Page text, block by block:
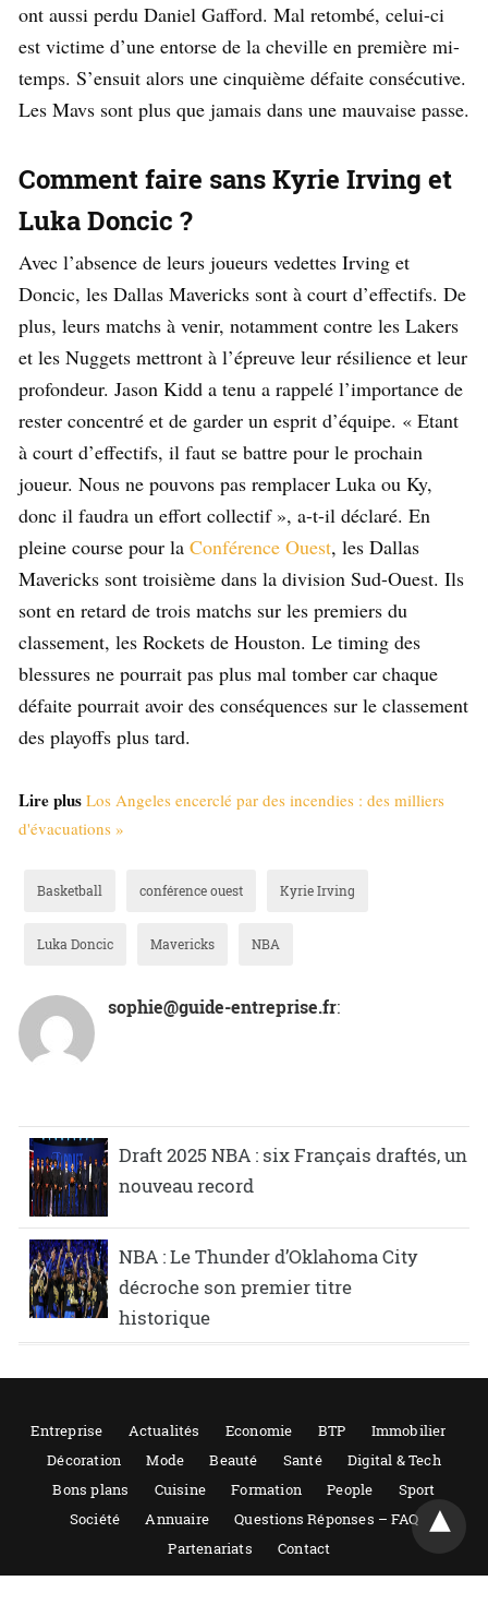
ont aussi perdu Daniel Gafford. Mal retombé, celui-ci
est victime d’une entorse de la cheville en première mi-
temps. S’ensuit alors une cinquième défaite consécutive.
Les Mavs sont plus que jamais dans une mauvaise passe.
Comment faire sans Kyrie Irving et
Luka Doncic ?
Avec l’absence de leurs joueurs vedettes Irving et
Doncic, les Dallas Mavericks sont à court d’effectifs. De
plus, leurs matchs à venir, notamment contre les Lakers
et les Nuggets mettront à l’épreuve leur résilience et leur
profondeur. Jason Kidd a tenu a rappelé l’importance de
rester concentré et de garder un esprit d’équipe. « Etant
à court d’effectifs, il faut se battre pour le prochain
joueur. Nous ne pouvons pas remplacer Luka ou Ky,
donc il faudra un effort collectif », a-t-il déclaré. En
pleine course pour la Conférence Ouest, les Dallas
Mavericks sont troisième dans la division Sud-Ouest. Ils
sont en retard de trois matchs sur les premiers du
classement, les Rockets de Houston. Le timing des
blessures ne pourrait pas plus mal tomber car chaque
défaite pourrait avoir des conséquences sur le classement
des playoffs plus tard.
Lire plus Los Angeles encerclé par des incendies : des milliers
d'évacuations »
Basketball conférence ouest Kyrie Irving
Luka Doncic Mavericks NBA
sophie@guide-entreprise.fr:
Draft 2025 NBA : six Français draftés, un
nouveau record
NBA : Le Thunder d’Oklahoma City
décroche son premier titre
historique
Entreprise Actualités Economie BTP
Immobilier
Décoration
Mode Beauté Santé
Digital & Tech
Bons plans
Cuisine Formation People
Sport
Société
Annuaire
Questions Réponses – FAQ
Partenariats
Contact